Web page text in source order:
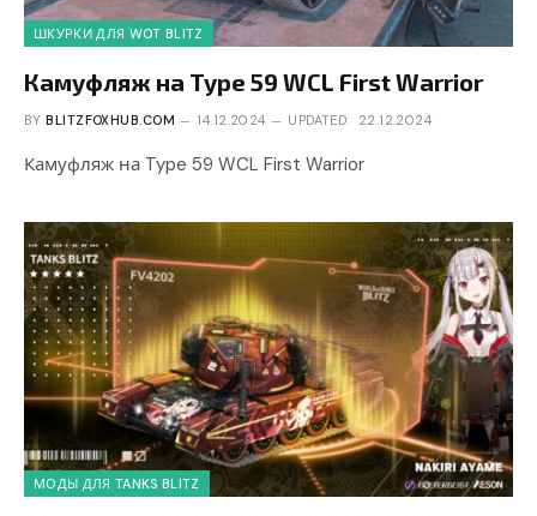
ШКУРКИ ДЛЯ WOT BLITZ
Камуфляж на Type 59 WCL First Warrior
BY BLITZFOXHUB.COM 14.12.2024 UPDATED: 22.12.2024
Камуфляж на Type 59 WCL First Warrior
МОДЫ ДЛЯ TANKS BLITZ